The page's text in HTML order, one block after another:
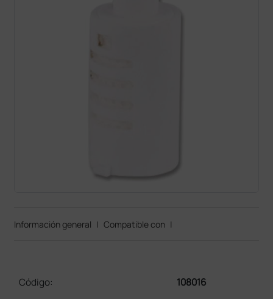
Información general | Compatible con |
Código:
108016